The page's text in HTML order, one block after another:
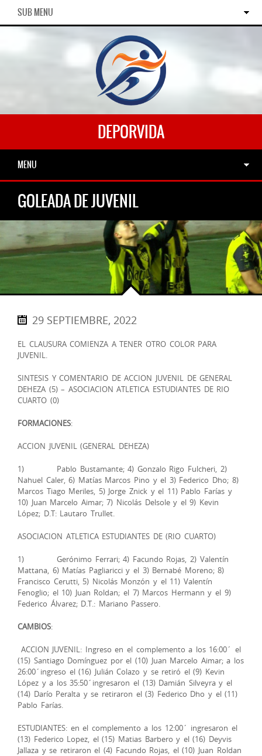
SUB MENU
DEPORVIDA
MENU
GOLEADA DE JUVENIL
29 SEPTIEMBRE, 2022
EL CLAUSURA COMIENZA A TENER OTRO COLOR PARA
JUVENIL.
SINTESIS Y COMENTARIO DE ACCION JUVENIL DE GENERAL
DEHEZA (5) – ASOCIACION ATLETICA ESTUDIANTES DE RIO
CUARTO (0)
FORMACIONES:
ACCION JUVENIL (GENERAL DEHEZA)
1) Pablo Bustamante; 4) Gonzalo Rigo Fulcheri, 2)
Nahuel Caler, 6) Matías Marcos Pino y el 3) Federico Dho; 8)
Marcos Tiago Meriles, 5) Jorge Znick y el 11) Pablo Farías y
10) Juan Marcelo Aimar; 7) Nicolás Delsole y el 9) Kevin
López; D.T: Lautaro Trullet.
ASOCIACION ATLETICA ESTUDIANTES DE (RIO CUARTO)
1) Gerónimo Ferrari; 4) Facundo Rojas, 2) Valentín
Mattana, 6) Matías Pagliaricci y el 3) Bernabé Moreno; 8)
Francisco Cerutti, 5) Nicolás Monzón y el 11) Valentín
Fenoglio; el 10) Juan Roldan; el 7) Marcos Hermann y el 9)
Federico Álvarez; D.T.: Mariano Passero.
CAMBIOS:
ACCION JUVENIL: Ingreso en el complemento a los 16:00´ el
(15) Santiago Domínguez por el (10) Juan Marcelo Aimar; a los
26:00´ingreso el (16) Julián Colazo y se retiró el (9) Kevin
López y a los 35:50´ingresaron el (13) Damián Silveyra y el
(14) Darío Peralta y se retiraron el (3) Federico Dho y el (11)
Pablo Farías.
ESTUDIANTES: en el complemento a los 12:00´ ingresaron el
(13) Federico Lopez, el (15) Matias Barbero y el (16) Deyvis
Jallaza y se retiraron el (4) Facundo Rojas, el (10) Juan Roldan